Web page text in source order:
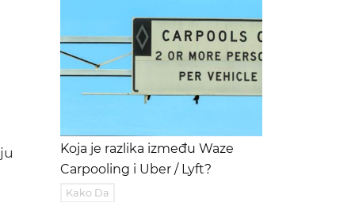
Koja je razlika između Waze
Carpooling i Uber / Lyft?
Kako Da